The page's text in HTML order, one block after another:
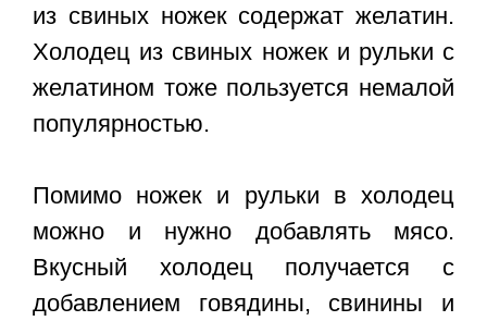
из свиных ножек содержат желатин.
Холодец из свиных ножек и рульки с
желатином тоже пользуется немалой
популярностью.
Помимо ножек и рульки в холодец
можно и нужно добавлять мясо.
Вкусный холодец получается с
добавлением говядины, свинины и